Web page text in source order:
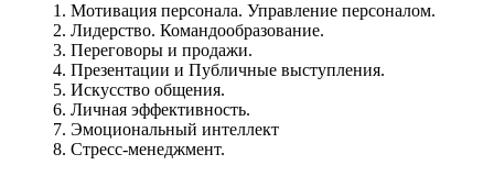
1. Мотивация персонала. Управление персоналом.
2. Лидерство. Командообразование.
3. Переговоры и продажи.
4. Презентации и Публичные выступления.
5. Искусство общения.
6. Личная эффективность.
7. Эмоциональный интеллект
8. Стресс-менеджмент.